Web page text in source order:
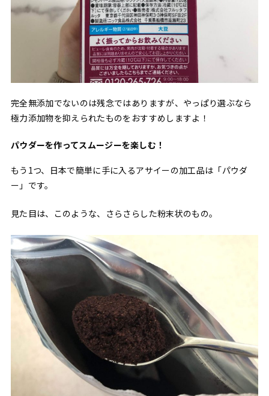
完全無添加でないのは残念ではありますが、やっぱり選ぶなら
極力添加物を抑えられたものをおすすめしますよ！
パウダーを作ってスムージーを楽しむ！
もう1つ、日本で簡単に手に入るアサイーの加工品は「パウダ
ー」です。
見た目は、このような、さらさらした粉末状のもの。